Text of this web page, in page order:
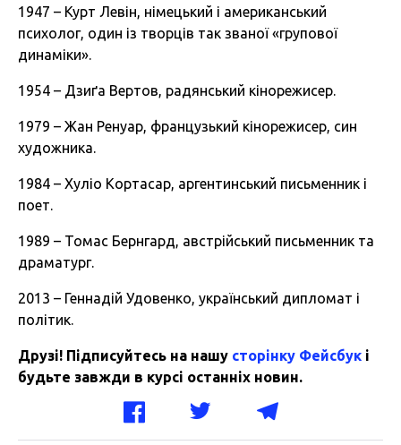
1947 – Курт Левін, німецький і американський
психолог, один із творців так званої «групової
динаміки».
1954 – Дзиґа Вертов, радянський кінорежисер.
1979 – Жан Ренуар, французький кінорежисер, син
художника.
1984 – Хуліо Кортасар, аргентинський письменник і
поет.
1989 – Томас Бернгард, австрійський письменник та
драматург.
2013 – Геннадій Удовенко, український дипломат і
політик.
Друзі! Підписуйтесь на нашу сторінку Фейсбук і
будьте завжди в курсі останніх новин.